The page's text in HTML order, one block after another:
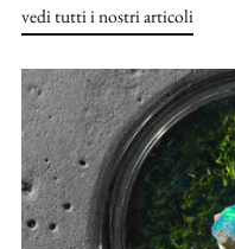
vedi tutti i nostri articoli